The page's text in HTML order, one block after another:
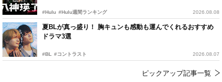
#Hulu #Hulu週間ランキング 2026.08.08
夏BLが真っ盛り！ 胸キュンも感動も運んでくれるおすすめ
ドラマ3選
#BL #コントラスト 2026.08.07
ピックアップ記事一覧